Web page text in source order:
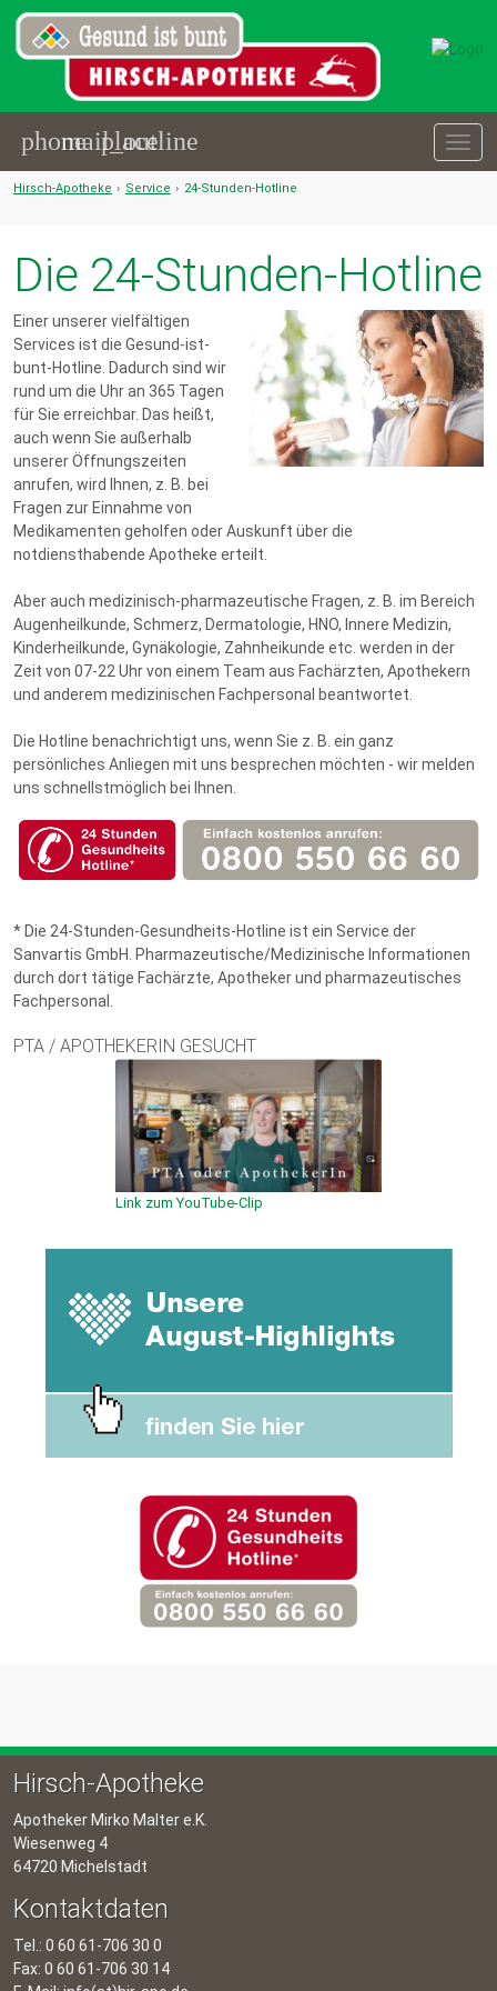
phonemail_outline
place
Hirsch-Apotheke › Service › 24-Stunden-Hotline
Die 24-Stunden-Hotline
Einer unserer vielfältigen
Services ist die Gesund-ist-
bunt-Hotline. Dadurch sind wir
rund um die Uhr an 365 Tagen
für Sie erreichbar. Das heißt,
auch wenn Sie außerhalb
unserer Öffnungszeiten
anrufen, wird Ihnen, z. B. bei
Fragen zur Einnahme von
Medikamenten geholfen oder Auskunft über die
notdiensthabende Apotheke erteilt.
Aber auch medizinisch-pharmazeutische Fragen, z. B. im Bereich
Augenheilkunde, Schmerz, Dermatologie, HNO, Innere Medizin,
Kinderheilkunde, Gynäkologie, Zahnheikunde etc. werden in der
Zeit von 07-22 Uhr von einem Team aus Fachärzten, Apothekern
und anderem medizinischen Fachpersonal beantwortet.
Die Hotline benachrichtigt uns, wenn Sie z. B. ein ganz
persönliches Anliegen mit uns besprechen möchten - wir melden
uns schnellstmöglich bei Ihnen.
* Die 24-Stunden-Gesundheits-Hotline ist ein Service der
Sanvartis GmbH. Pharmazeutische/Medizinische Informationen
durch dort tätige Fachärzte, Apotheker und pharmazeutisches
Fachpersonal.
PTA / APOTHEKERIN GESUCHT
Link zum YouTube-Clip
Hirsch-Apotheke
Apotheker Mirko Malter e.K.
Wiesenweg 4
64720 Michelstadt
Kontaktdaten
Tel.: 0 60 61-706 30 0
Fax: 0 60 61-706 30 14